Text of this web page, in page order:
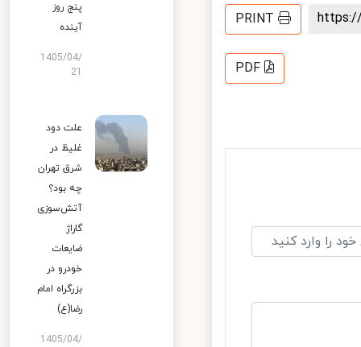
PRINT
PDF
پنج روز
آینده
1405/04/
علت دود
غلیظ در
شرق تهران
چه بود؟
آتش‌سوزی
گاراژ
ضایعات
خودرو در
بزرگراه امام
رضا(ع)
1405/04/